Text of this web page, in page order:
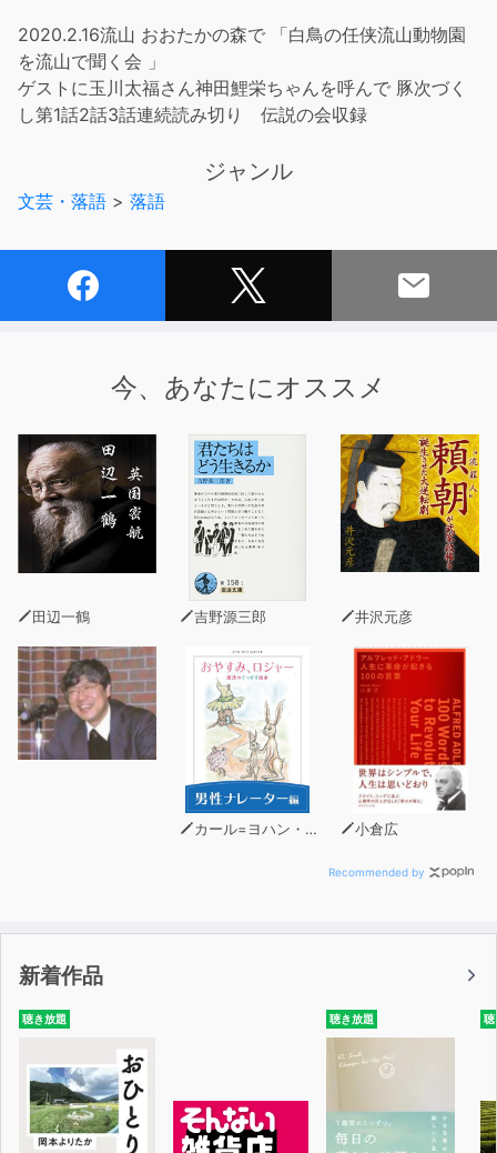
2020.2.16流山 おおたかの森で 「白鳥の任侠流山動物園
を流山で聞く会 」
ゲストに玉川太福さん神田鯉栄ちゃんを呼んで 豚次づく
し第1話2話3話連続読み切り 伝説の会収録
ジャンル
文芸・落語 > 落語
今、あなたにオススメ
田辺一鶴 吉野源三郎 井沢元彦
カール=ヨハン・エリーン 小倉広
Recommended by
新着作品
聴き放題 聴き放題 聴